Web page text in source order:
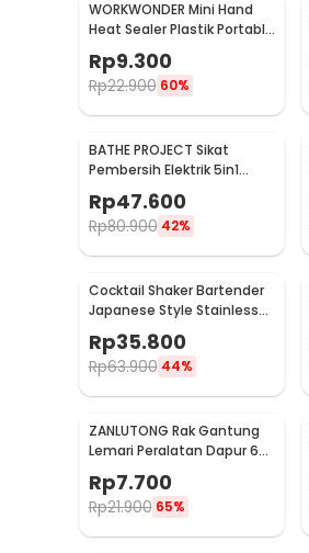
WORKWONDER Mini Hand
Heat Sealer Plastik Portable
Baterai AA - LX2000A
Rp9.300
Rp22.900 60%
BATHE PROJECT Sikat
Pembersih Elektrik 5in1
Magic Brush Rechargeable
- WQ8110
Rp47.600
Rp80.900 42%
Cocktail Shaker Bartender
Japanese Style Stainless
Steel 200ml
Rp35.800
Rp63.900 44%
ZANLUTONG Rak Gantung
Lemari Peralatan Dapur 6
Hook Besi - 2137
Rp7.700
Rp21.900 65%